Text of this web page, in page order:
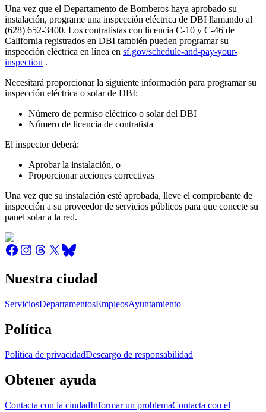
Una vez que el Departamento de Bomberos haya aprobado su
instalación, programe una inspección eléctrica de DBI llamando al
(628) 652-3400. Los contratistas con licencia C-10 y C-46 de
California registrados en DBI también pueden programar su
inspección eléctrica en línea en sf.gov/schedule-and-pay-your-
inspection .
Necesitará proporcionar la siguiente información para programar su
inspección eléctrica o solar de DBI:
Número de permiso eléctrico o solar del DBI
Número de licencia de contratista
El inspector deberá:
Aprobar la instalación, o
Proporcionar acciones correctivas
Una vez que su instalación esté aprobada, lleve el comprobante de
inspección a su proveedor de servicios públicos para que conecte su
panel solar a la red.
Nuestra ciudad
ServiciosDepartamentosEmpleosAyuntamiento
Política
Política de privacidadDescargo de responsabilidad
Obtener ayuda
Contacta con la ciudadInformar un problemaContacta con el